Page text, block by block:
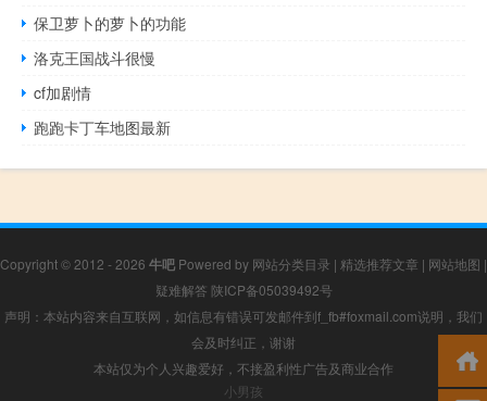
保卫萝卜的萝卜的功能
洛克王国战斗很慢
cf加剧情
跑跑卡丁车地图最新
Copyright © 2012 - 2026 牛吧 Powered by 网站分类目录 | 精选推荐文章 | 网站地图 |
疑难解答 陕ICP备05039492号
声明：本站内容来自互联网，如信息有错误可发邮件到f_fb#foxmail.com说明，我们
会及时纠正，谢谢
本站仅为个人兴趣爱好，不接盈利性广告及商业合作
小男孩